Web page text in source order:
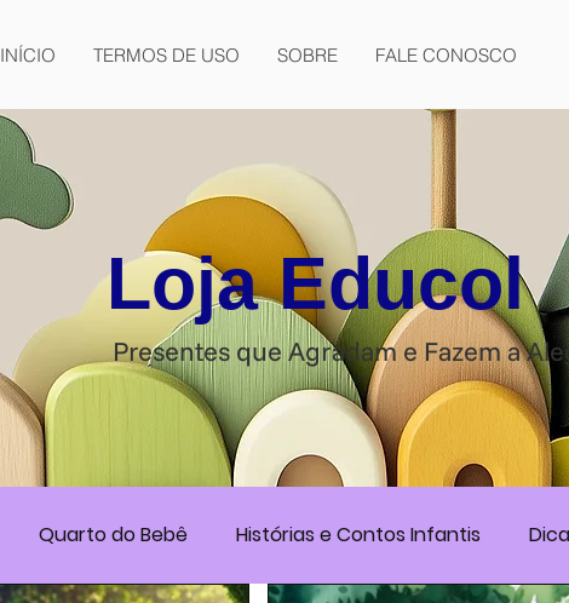
INÍCIO TERMOS DE USO SOBRE FALE CONOSCO
Loja Educol
Presentes que Agradam e Fazem a
Quarto do Bebê Histórias e Contos Infantis